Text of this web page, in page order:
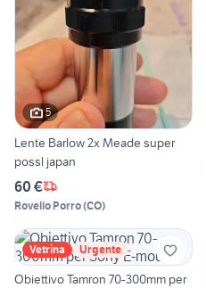
5
Lente Barlow 2x Meade super
possl japan
60 €
Rovello Porro(CO)
Vetrina Urgente
Obiettivo Tamron 70-300mm per